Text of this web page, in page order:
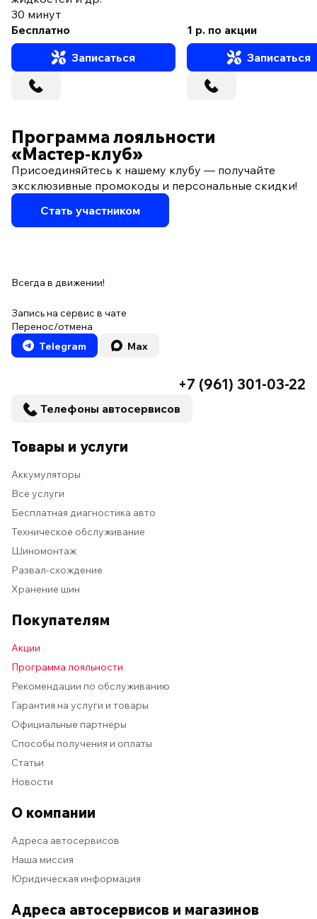
30 минут
Бесплатно
Записаться
1 р. по акции
Записаться
Программа лояльности
«Мастер‑клуб»
Присоединяйтесь к нашему клубу — получайте
эксклюзивные промокоды и персональные скидки!
Стать участником
Всегда в движении!
Запись на сервис в чате
Перенос/отмена
Telegram
Max
+7 (961) 301-03-22
Телефоны автосервисов
Товары и услуги
Аккумуляторы
Все услуги
Бесплатная диагностика авто
Техническое обслуживание
Шиномонтаж
Развал-схождение
Хранение шин
Покупателям
Акции
Программа лояльности
Рекомендации по обслуживанию
Гарантия на услуги и товары
Официальные партнёры
Способы получения и оплаты
Статьи
Новости
О компании
Адреса автосервисов
Наша миссия
Юридическая информация
Адреса автосервисов и магазинов